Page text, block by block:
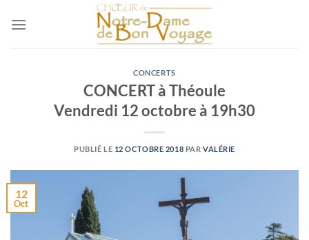
CONCERTS
CONCERT à Théoule
Vendredi 12 octobre à 19h30
PUBLIÉ LE 12 OCTOBRE 2018 PAR VALÉRIE
12
Oct